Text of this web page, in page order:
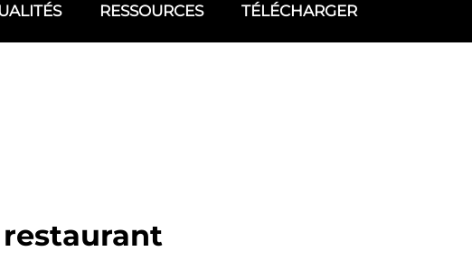
RESSOURCES
TÉLÉCHARGER